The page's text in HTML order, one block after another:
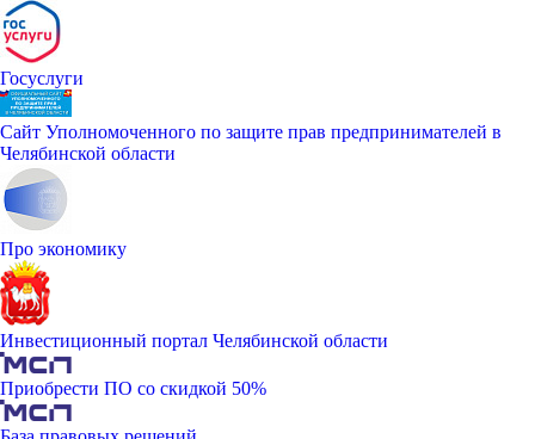
Госуслуги
Сайт Уполномоченного по защите прав предпринимателей в
Челябинской области
Про экономику
Инвестиционный портал Челябинской области
Приобрести ПО со скидкой 50%